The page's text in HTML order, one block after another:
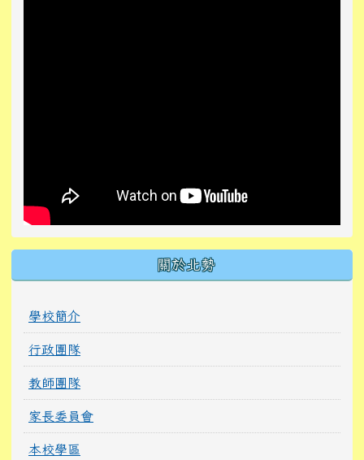
關於北勢
學校簡介
行政團隊
教師團隊
家長委員會
本校學區